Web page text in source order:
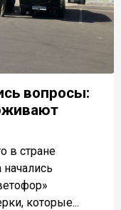
вопросы:
в стране
которые...